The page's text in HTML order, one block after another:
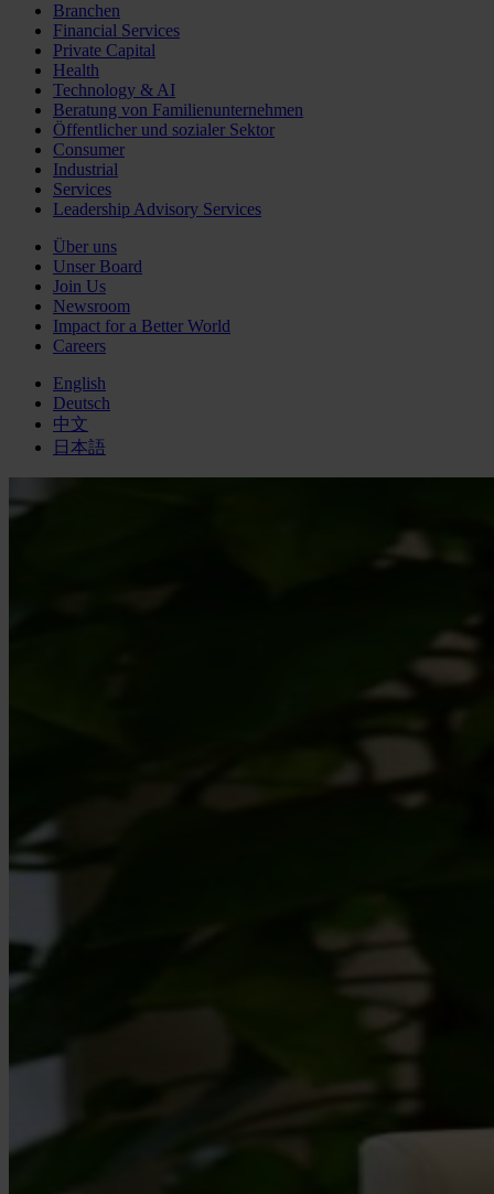
Branchen
Financial Services
Private Capital
Health
Technology & AI
Beratung von Familienunternehmen
Öffentlicher und sozialer Sektor
Consumer
Industrial
Services
Leadership Advisory Services
Über uns
Unser Board
Join Us
Newsroom
Impact for a Better World
Careers
English
Deutsch
中文
日本語